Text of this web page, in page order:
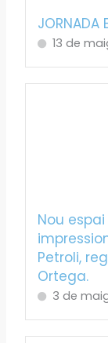
JORNADA
13 de
Nou
Petroli,
Ortega.
3 de